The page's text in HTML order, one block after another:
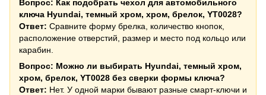
Вопрос: Как подобрать чехол для автомобильного
ключа Hyundai, темный хром, хром, брелок, YT0028?
Ответ: Сравните форму брелка, количество кнопок,
расположение отверстий, размер и место под кольцо или
карабин.
Вопрос: Можно ли выбирать Hyundai, темный хром,
хром, брелок, YT0028 без сверки формы ключа?
Ответ: Нет. У одной марки бывают разные смарт-ключи и